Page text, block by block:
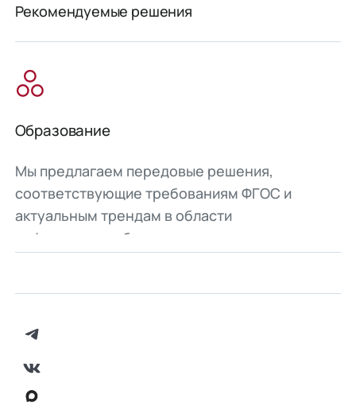
Рекомендуемые решения
Образование
Мы предлагаем передовые решения,
соответствующие требованиям ФГОС и
актуальным трендам в области
цифровизации, безопасности и